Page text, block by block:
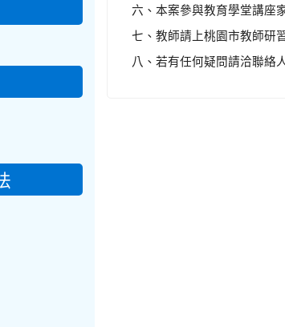
六、本案參與教育學堂講座
七、教師請上桃園市教師研
八、若有任何疑問請洽聯絡